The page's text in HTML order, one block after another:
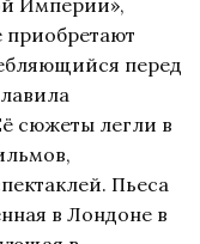
приобретают
перед
сюжеты легли в
Пьеса
в Лондоне в